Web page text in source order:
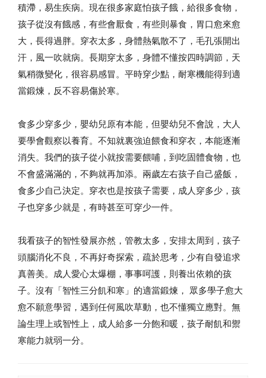
積滯，易生疾病。現在很多家庭怕孩子餓，給很多食物，
孩子從沒有餓感，有些會厭食，有些則暴食，胃口愈來愈
大，長得過胖。穿衣太多，身體熱氣散不了，毛孔張開出
汗，風一吹就病。長期穿太多，身體不懂按四時調節，天
氣稍微變化，很容易感冒。平時穿少點，耐寒機能得到適
當鍛煉，反不容易傷於寒。
食多少穿多少，嬰幼兒原有本能，但嬰幼兒不會說，大人
要學會觀察以養育。不知就裏強迫餵食和穿衣，本能逐漸
消失。我們的孩子從小就按需要餵哺，到吃固體食物，也
不會盛滿滿的，不夠就再加添。兩歲左右孩子自己盛飯，
食多少自己決定。穿衣也是按孩子需要，成人穿多少，孩
子也穿多少就是，有時甚至可穿少一件。
我看孩子的智性發展亦然，管教太多，安排太周到，孩子
頭腦消化不良，不再好奇探索，疏於思考，少有自發追求
真善美。成人愛心太爆棚，事事呵護，則養出依賴的孩
子。沒有「智性三分飢和寒」的適當鍛煉， 眾多學子愈大
愈不願意學習，遇到任何風吹草動，也不懂獨立應對。無
論生理上或智性上，成人給多一分飽和暖，孩子耐飢和禦
寒能力就弱一分。